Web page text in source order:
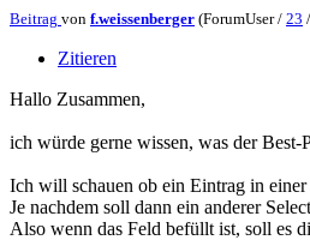
Beitrag von f.weissenberger (ForumUser / 23 /
Zitieren
Hallo Zusammen,
ich würde gerne wissen, was der
Ich will schauen ob ein Eintrag in
Je nachdem soll dann ein anderer
Also wenn das Feld befüllt ist, soll es